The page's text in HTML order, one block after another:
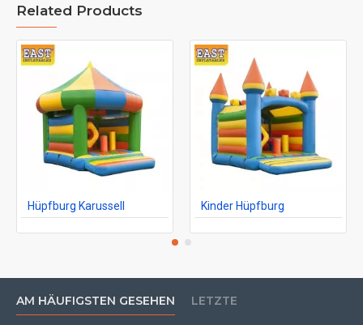
Related Products
Hüpfburg Karussell Kinder Hüpfburg
AM HÄUFIGSTEN GESEHEN LETZTE